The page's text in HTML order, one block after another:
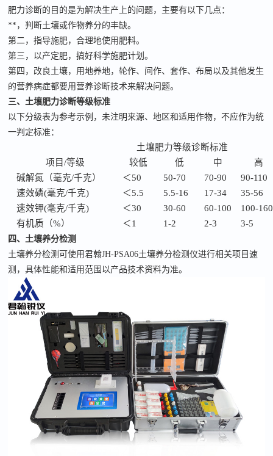
肥力诊断的目的是为解决生产上的问题，主要有以下几点：
**，判断土壤或作物养分的丰缺。
第二，指导施肥，合理地使用肥料。
第三，以产定肥，搞好科学施肥计划。
第四，改良土壤，用地养地，轮作、间作、套作、布局以及其他发生
的营养病症都要用营养诊断技术来解决问题。
三、土壤肥力诊断等级标准
以下分级表为参考示例，未注明来源、地区和适用作物，不应作为统
一判定标准：
土壤肥力等级诊断标准
项目/等级 较低 低 中
高
碱解氮（毫克/千克） ＜50 50-70 70-90
90-110
速效磷(毫克/千克) ＜5.5 5.5-16 17-34
35-56
速效钾(毫克/千克) ＜30 30-60 60-100
100-160
有机质（%） ＜1 1-2 2-3 3-5
四、土壤养分检测
土壤养分检测可使用君翰JH-PSA06土壤养分检测仪进行相关项目速
测，具体性能和适用范围以产品技术资料为准。